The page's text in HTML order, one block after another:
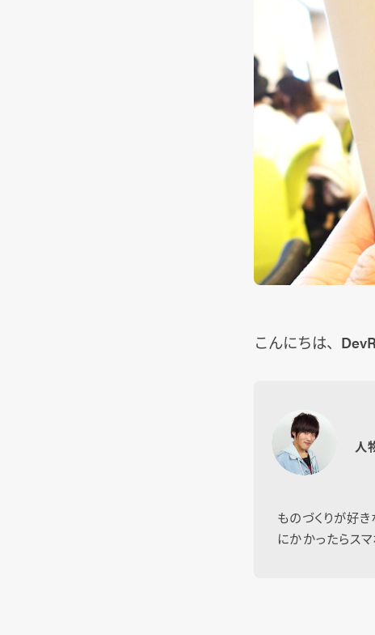
こんにちは、
人
ものづくりが好
にかかったらス